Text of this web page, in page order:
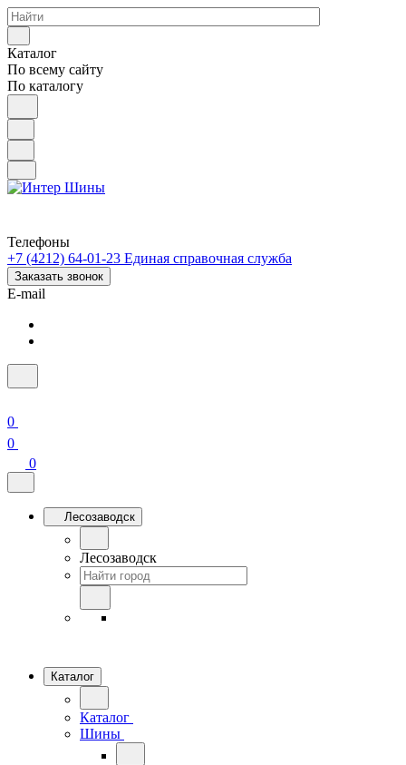
Каталог
По всему сайту
По каталогу
Телефоны
+7 (4212) 64-01-23 Единая справочная служба
Заказать звонок
E-mail
0
0
0
Лесозаводск
Лесозаводск
Каталог
Каталог
Шины